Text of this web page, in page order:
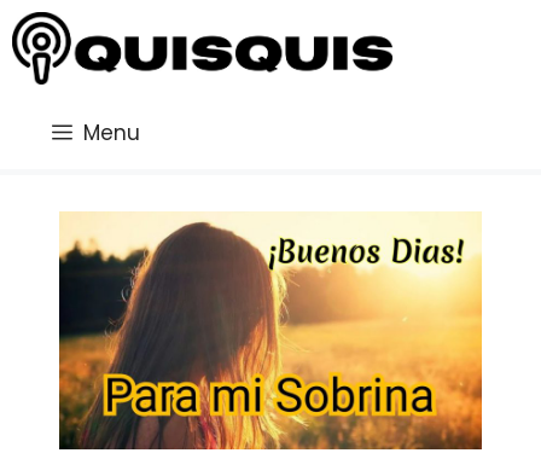
Saltar
al
contenido
Menu